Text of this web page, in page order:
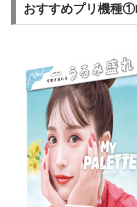
おすすめプリ機種